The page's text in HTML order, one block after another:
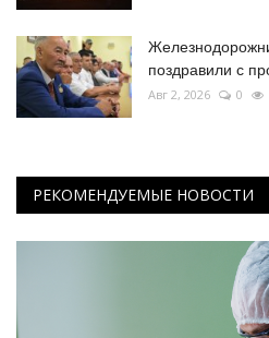
поздравили с
Авг 2, 2026 0
РЕКОМЕНДУЕМЫЕ НОВОСТИ